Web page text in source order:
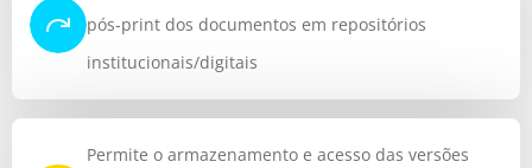
pós-print dos documentos em repositórios
institucionais/digitais
Permite o armazenamento e acesso das versões